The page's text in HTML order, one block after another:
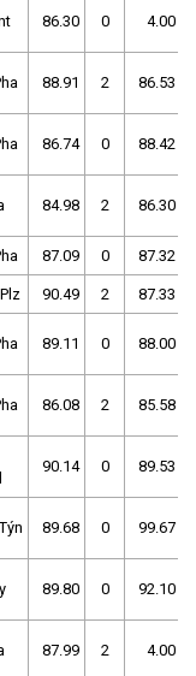
86.30 0 4.00
88.91 2 86.53
86.74 0 88.42
84.98 2 86.30
87.09 0 87.32
90.49 2 87.33
89.11 0 88.00
86.08 2 85.58
90.14 0 89.53
89.68 0 99.67
89.80 0 92.10
87.99 2 4.00